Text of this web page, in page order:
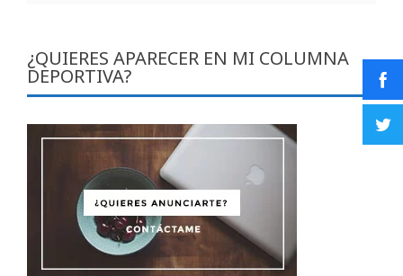
¿QUIERES APARECER EN MI COLUMNA
DEPORTIVA?